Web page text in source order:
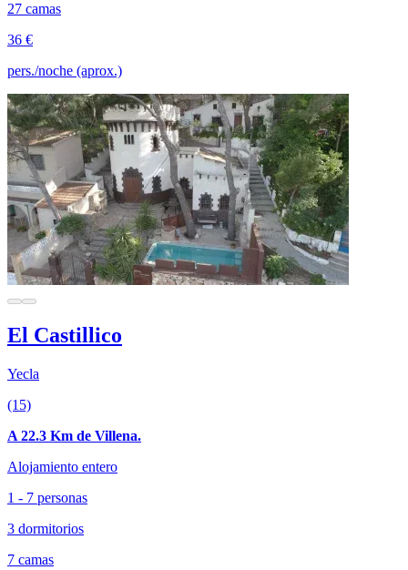
27 camas
36 €
pers./noche (aprox.)
El Castillico
Yecla
(15)
A 22.3 Km de Villena.
Alojamiento entero
1 - 7 personas
3 dormitorios
7 camas